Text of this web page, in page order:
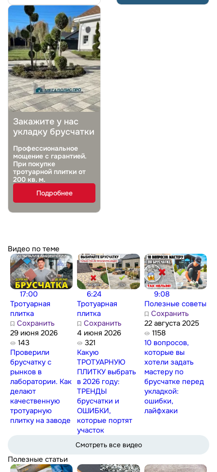
Закажите у нас
укладку брусчатки
Профессиональное
мощение с гарантией.
При покупке
тротуарной плитки от
200 кв. м.
Подробнее
Видео по теме
17:00
Тротуарная
плитка
Сохранить
29 июня 2026
143
Проверили
брусчатку с
рынков в
лаборатории. Как
делают
качественную
тротуарную
плитку на заводе
6:24
Тротуарная
плитка
Сохранить
4 июня 2026
321
Какую
ТРОТУАРНУЮ
ПЛИТКУ выбрать
в 2026 году:
ТРЕНДЫ
брусчатки и
ОШИБКИ,
которые портят
участок
9:08
Полезные советы
Сохранить
22 августа 2025
1158
10 вопросов,
которые вы
хотели задать
мастеру по
брусчатке перед
укладкой:
ошибки,
лайфхаки
Смотреть все видео
Полезные статьи